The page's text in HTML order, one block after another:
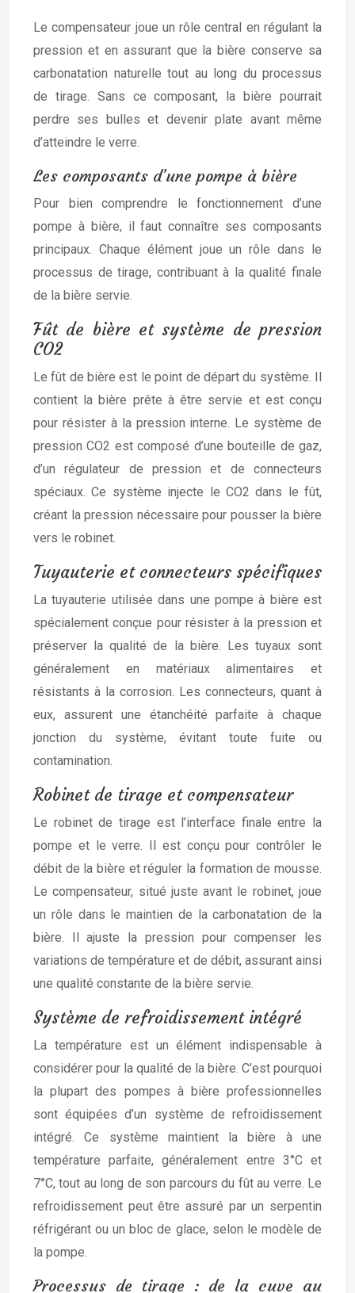
Le compensateur joue un rôle central en régulant la
pression et en assurant que la bière conserve sa
carbonatation naturelle tout au long du processus
de tirage. Sans ce composant, la bière pourrait
perdre ses bulles et devenir plate avant même
d’atteindre le verre.
Les composants d’une pompe à bière
Pour bien comprendre le fonctionnement d’une
pompe à bière, il faut connaître ses composants
principaux. Chaque élément joue un rôle dans le
processus de tirage, contribuant à la qualité finale
de la bière servie.
Fût de bière et système de pression
CO2
Le fût de bière est le point de départ du système. Il
contient la bière prête à être servie et est conçu
pour résister à la pression interne. Le système de
pression CO2 est composé d’une bouteille de gaz,
d’un régulateur de pression et de connecteurs
spéciaux. Ce système injecte le CO2 dans le fût,
créant la pression nécessaire pour pousser la bière
vers le robinet.
Tuyauterie et connecteurs spécifiques
La tuyauterie utilisée dans une pompe à bière est
spécialement conçue pour résister à la pression et
préserver la qualité de la bière. Les tuyaux sont
généralement en matériaux alimentaires et
résistants à la corrosion. Les connecteurs, quant à
eux, assurent une étanchéité parfaite à chaque
jonction du système, évitant toute fuite ou
contamination.
Robinet de tirage et compensateur
Le robinet de tirage est l’interface finale entre la
pompe et le verre. Il est conçu pour contrôler le
débit de la bière et réguler la formation de mousse.
Le compensateur, situé juste avant le robinet, joue
un rôle dans le maintien de la carbonatation de la
bière. Il ajuste la pression pour compenser les
variations de température et de débit, assurant ainsi
une qualité constante de la bière servie.
Système de refroidissement intégré
La température est un élément indispensable à
considérer pour la qualité de la bière. C’est pourquoi
la plupart des pompes à bière professionnelles
sont équipées d’un système de refroidissement
intégré. Ce système maintient la bière à une
température parfaite, généralement entre 3°C et
7°C, tout au long de son parcours du fût au verre. Le
refroidissement peut être assuré par un serpentin
réfrigérant ou un bloc de glace, selon le modèle de
la pompe.
Processus de tirage : de la cuve au